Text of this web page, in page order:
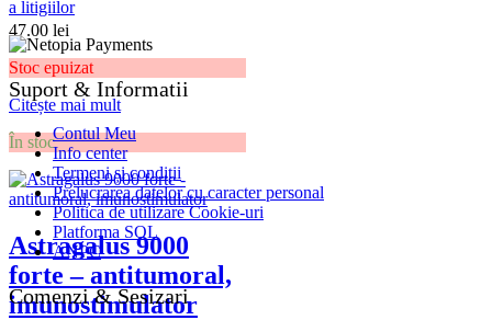
47.00 lei
Stoc epuizat
Citește mai mult
În stoc
Astragalus 9000
forte – antitumoral,
imunostimulator
Suport & Informatii
Contul Meu
Info center
Termeni și condiții
Prelucrarea datelor cu caracter personal
Politica de utilizare Cookie-uri
Platforma SOL
ANPC
Comenzi & Sesizari